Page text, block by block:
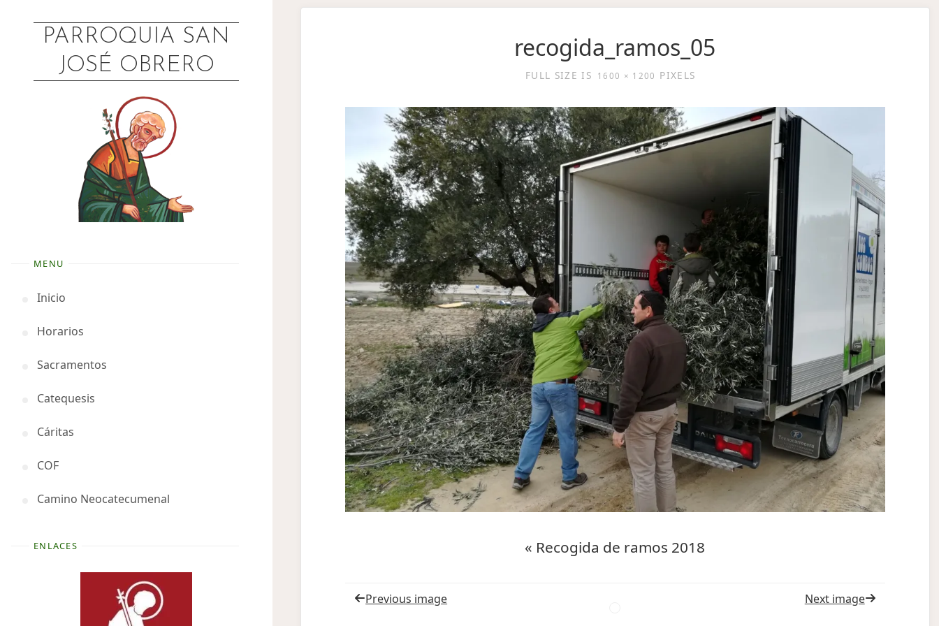
PARROQUIA SAN
JOSÉ OBRERO
MENU
Inicio
Horarios
Sacramentos
Catequesis
Cáritas
COF
Camino Neocatecumenal
ENLACES
recogida_ramos_05
FULL SIZE IS 1600 × 1200 PIXELS
« Recogida de ramos 2018
Previous image Next image